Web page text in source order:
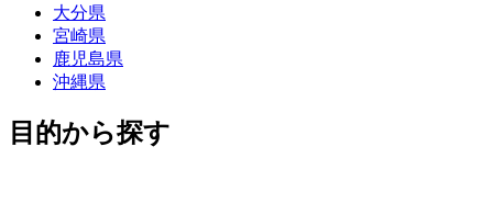
大分県
宮崎県
鹿児島県
沖縄県
目的から探す